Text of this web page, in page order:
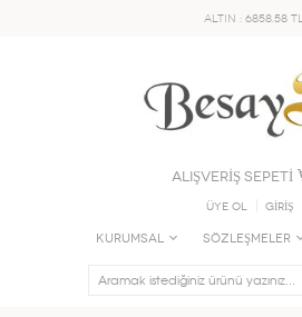
ALTIN : 6858.58 TL
ALIŞVERİŞ SEPETİ
Üye Ol GİRİŞ
KURUMSAL SÖZLEŞMELER